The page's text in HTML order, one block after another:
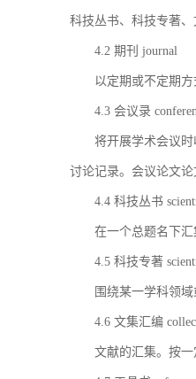
科技丛书、科技专著
4.2 期刊 journal
以定期或不定期
4.3 会议录
将开展学术会议
讨论记录。会议论文
4.4 科技丛书
在一个总题名下
4.5 科技专著
围绕某一学科领
4.6 文集汇编
文献的汇集。按